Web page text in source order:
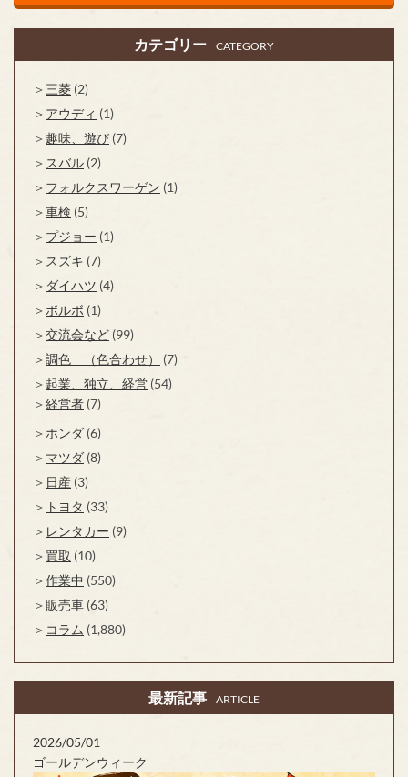
カテゴリー CATEGORY
三菱 (2)
アウディ (1)
趣味、遊び (7)
スバル (2)
フォルクスワーゲン (1)
車検 (5)
プジョー (1)
スズキ (7)
ダイハツ (4)
ボルボ (1)
交流会など (99)
調色 （色合わせ）
(7)
起業、独立、経営 (54)
経営者 (7)
ホンダ (6)
マツダ (8)
日産 (3)
トヨタ (33)
レンタカー (9)
買取 (10)
作業中 (550)
販売車 (63)
コラム (1,880)
最新記事 ARTICLE
2026/05/01
ゴールデンウィーク